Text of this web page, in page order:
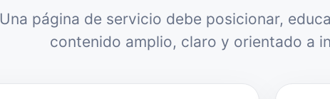
Una página de servicio debe posicionar,
contenido amplio, claro y orientado a